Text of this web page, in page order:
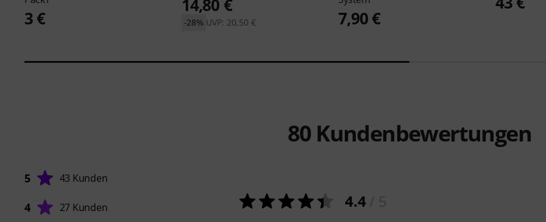
3 €
14,80 €
UVP: 20,50 €
-28% 7,90 €
80 Kundenbewertungen
5 43 Kunden
4 27 Kunden 4.4/ 5